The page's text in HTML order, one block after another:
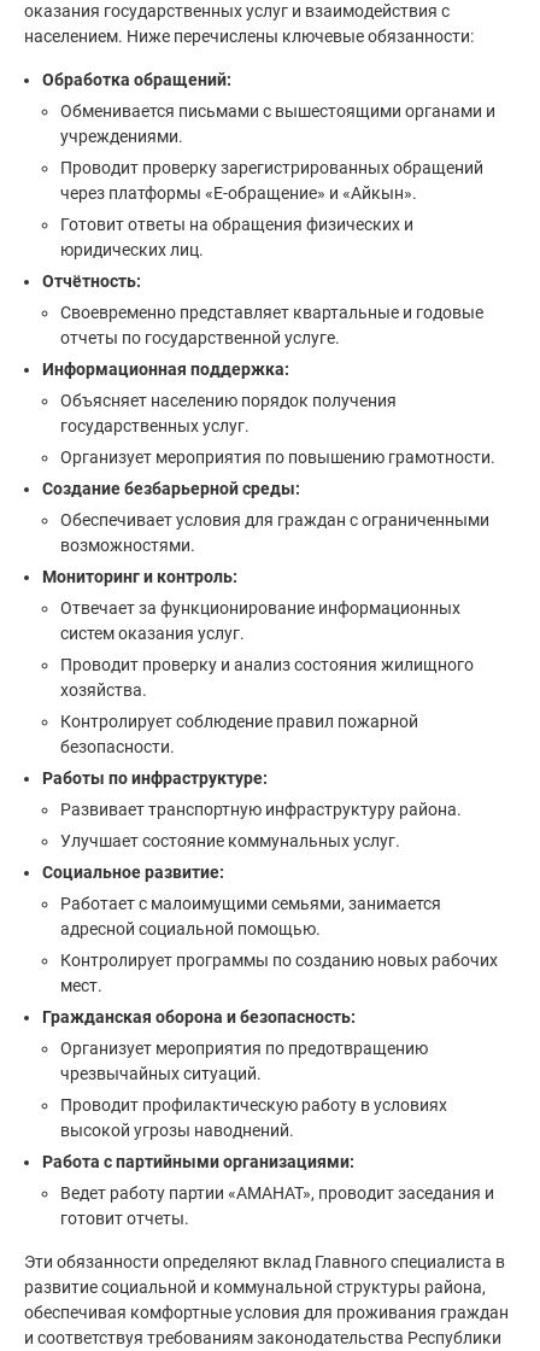
оказания государственных услуг и взаимодействия с
населением. Ниже перечислены ключевые обязанности:
Обработка обращений:
Обменивается письмами с вышестоящими органами и
учреждениями.
Проводит проверку зарегистрированных обращений
через платформы «Е-обращение» и «Айкын».
Готовит ответы на обращения физических и
юридических лиц.
Отчётность:
Своевременно представляет квартальные и годовые
отчеты по государственной услуге.
Информационная поддержка:
Объясняет населению порядок получения
государственных услуг.
Организует мероприятия по повышению грамотности.
Создание безбарьерной среды:
Обеспечивает условия для граждан с ограниченными
возможностями.
Мониторинг и контроль:
Отвечает за функционирование информационных
систем оказания услуг.
Проводит проверку и анализ состояния жилищного
хозяйства.
Контролирует соблюдение правил пожарной
безопасности.
Работы по инфраструктуре:
Развивает транспортную инфраструктуру района.
Улучшает состояние коммунальных услуг.
Социальное развитие:
Работает с малоимущими семьями, занимается
адресной социальной помощью.
Контролирует программы по созданию новых рабочих
мест.
Гражданская оборона и безопасность:
Организует мероприятия по предотвращению
чрезвычайных ситуаций.
Проводит профилактическую работу в условиях
высокой угрозы наводнений.
Работа с партийными организациями:
Ведет работу партии «АМАНАТ», проводит заседания и
готовит отчеты.
Эти обязанности определяют вклад Главного специалиста в
развитие социальной и коммунальной структуры района,
обеспечивая комфортные условия для проживания граждан
и соответствуя требованиям законодательства Республики